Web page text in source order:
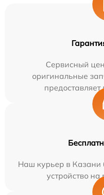
Сервисный
оригинальные
Наш курьер в Казани
устройство на